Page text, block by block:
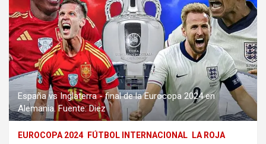
España vs Inglaterra - final de la Eurocopa 2024 en
Alemania. Fuente: Diez
EUROCOPA 2024 FÚTBOL INTERNACIONAL LA ROJA